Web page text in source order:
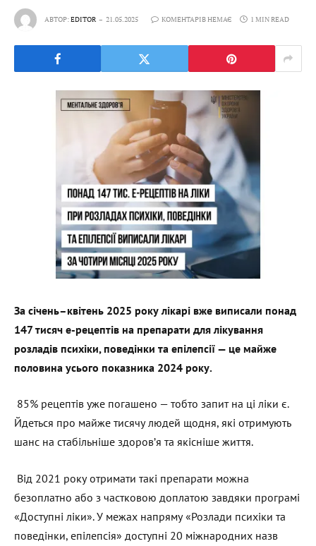
АВТОР:EDITOR 21.05.2025 КОМЕНТАРІВ НЕМАЄ 1 MIN READ
За січень–квітень 2025 року лікарі вже виписали понад
147 тисяч е-рецептів на препарати для лікування
розладів психіки, поведінки та епілепсії — це майже
половина усього показника 2024 року.
85% рецептів уже погашено — тобто запит на ці ліки є.
Йдеться про майже тисячу людей щодня, які отримують
шанс на стабільніше здоров’я та якісніше життя.
Від 2021 року отримати такі препарати можна
безоплатно або з частковою доплатою завдяки програмі
«Доступні ліки». У межах напряму «Розлади психіки та
поведінки, епілепсія» доступні 20 міжнародних назв